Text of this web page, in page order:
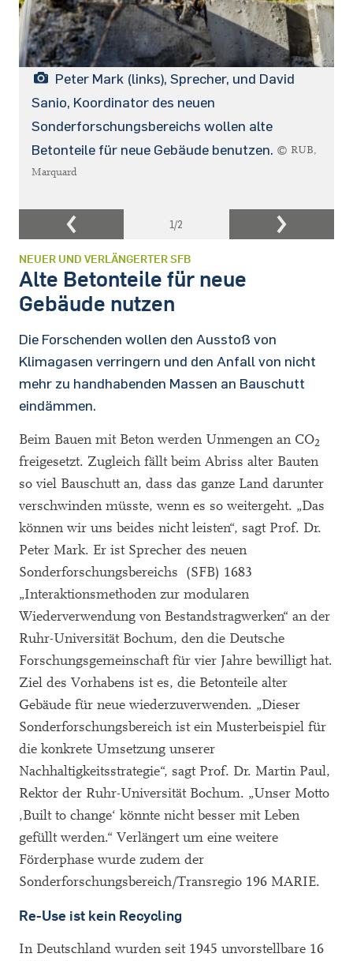
Peter Mark (links), Sprecher, und David
Sanio, Koordinator des neuen
Sonderforschungsbereichs wollen alte
Betonteile für neue Gebäude benutzen. © RUB,
Marquard
1/2
NEUER UND VERLÄNGERTER SFB
Alte Betonteile für neue
Gebäude nutzen
Die Forschenden wollen den Ausstoß von
Klimagasen verringern und den Anfall von nicht
mehr zu handhabenden Massen an Bauschutt
eindämmen.
Beim Bauen mit Beton werden Unmengen an CO2
freigesetzt. Zugleich fällt beim Abriss alter Bauten
so viel Bauschutt an, dass das ganze Land darunter
verschwinden müsste, wenn es so weitergeht. „Das
können wir uns beides nicht leisten“, sagt Prof. Dr.
Peter Mark. Er ist Sprecher des neuen
Sonderforschungsbereichs (SFB) 1683
„Interaktionsmethoden zur modularen
Wiederverwendung von Bestandstragwerken“ an der
Ruhr-Universität Bochum, den die Deutsche
Forschungsgemeinschaft für vier Jahre bewilligt hat.
Ziel des Vorhabens ist es, die Betonteile alter
Gebäude für neue wiederzuverwenden. „Dieser
Sonderforschungsbereich ist ein Musterbeispiel für
die konkrete Umsetzung unserer
Nachhaltigkeitsstrategie“, sagt Prof. Dr. Martin Paul,
Rektor der Ruhr-Universität Bochum. „Unser Motto
‚Built to change‘ könnte nicht besser mit Leben
gefüllt werden.“ Verlängert um eine weitere
Förderphase wurde zudem der
Sonderforschungsbereich/Transregio 196 MARIE.
Re-Use ist kein Recycling
In Deutschland wurden seit 1945 unvorstellbare 16